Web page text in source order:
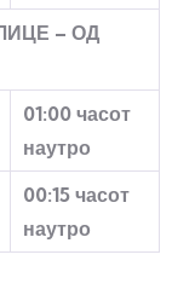
– ОД
01:00 часот
наутро
00:15 часот
наутро